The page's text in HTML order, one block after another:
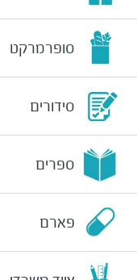
סופרמרקט
סידורים
ספרים
פארם